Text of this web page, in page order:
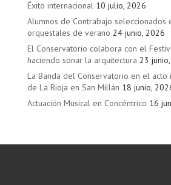
Éxito internacional 10 julio, 2026
Alumnos de Contrabajo seleccionados
orquestales de verano 24 junio, 2026
El Conservatorio colabora con el
haciendo sonar la arquitectura 23
La Banda del Conservatorio en el acto
de La Rioja en San Millán 18 junio,
Actuación Musical en Concéntrico 16